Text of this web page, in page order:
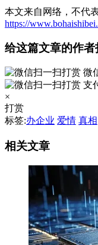
本文来自网络，不代
https://
给这篇文章的作者
微
支
×
打赏
标签:办企业 爱情 真相
相关文章